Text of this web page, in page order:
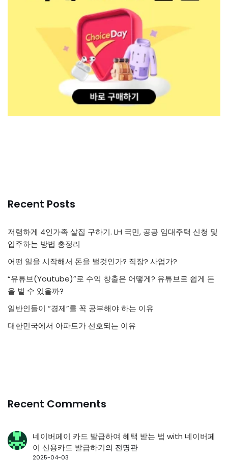
Recent Posts
저렴하게 4인가족 살집 구하기. LH 국민, 공공 임대주택 신청 및
입주하는 방법 총정리
어떤 일을 시작해서 돈을 벌것인가? 직장? 사업가?
“유튜브(Youtube)”로 수익 창출은 어떻게? 유튜브로 쉽게 돈
을 벌 수 있을까?
일반인들이 “경제”를 꼭 공부해야 하는 이유
대한민국에서 아파트가 선호되는 이유
Recent Comments
네이버페이 카드 발급하여 혜택 받는 법 with 네이버페
이 신용카드 발급하기의 전명관
2025-04-03